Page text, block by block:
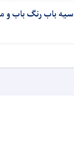
باب رنگ باب و